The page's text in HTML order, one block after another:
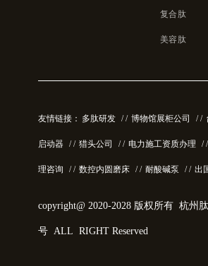
复合肽
美容肽
友情链接： 多肽研发 / / 博物馆展柜公司 / /
启动器 / / 猎头公司 / / 电力施工资质办理 / /
理咨询 / / 数控内圆磨床 / / 耐酸碱泵 / / 出
copyright@ 2020-2028 版权所有 杭州
号ALL RIGHT Reserved